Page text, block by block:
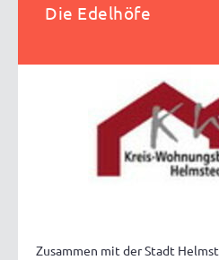
Die Edelhöfe
Zusammen mit der Stadt